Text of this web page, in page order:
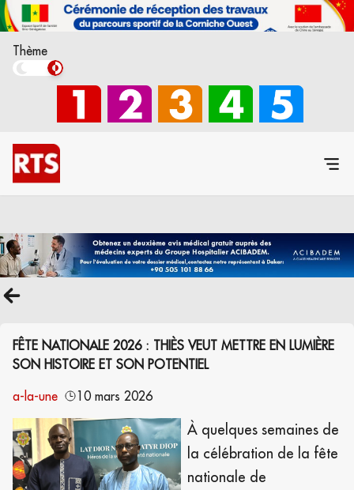
Thème
FÊTE NATIONALE 2026 : THIÈS VEUT METTRE EN LUMIÈRE
SON HISTOIRE ET SON POTENTIEL
a-la-une
10 mars 2026
À quelques semaines de
la célébration de la fête
nationale de